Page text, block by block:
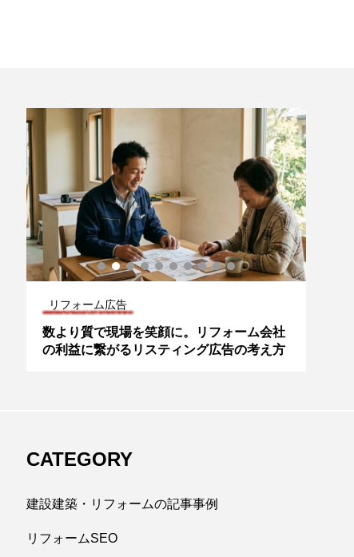
リフォーム広告
数より質で現場を笑顔に。リフォーム会社
の利益に繋がるリスティング広告の考え方
CATEGORY
建設建築・リフォームの記事事例
リフォームSEO